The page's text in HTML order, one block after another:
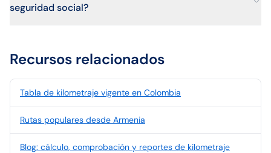
seguridad social?
Recursos relacionados
Tabla de kilometraje vigente en Colombia
Rutas populares desde Armenia
Blog: cálculo, comprobación y reportes de kilometraje